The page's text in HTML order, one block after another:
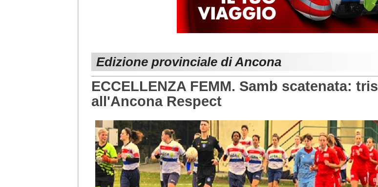
Edizione provinciale di Ancona
ECCELLENZA FEMM. Samb scatenata: tris
all'Ancona Respect